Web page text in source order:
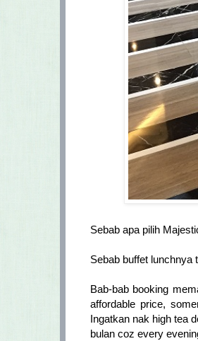
Sebab apa pilih
Sebab buffet lunchnya
Bab-bab booking
affordable price,
Ingatkan nak high tea
bulan coz every